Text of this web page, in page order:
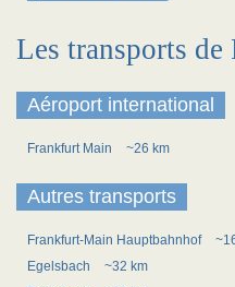
Les transports
Aéroport international
Frankfurt Main ~26 km
Autres transports
Frankfurt-Main Hauptbahnhof
Egelsbach
~32 km